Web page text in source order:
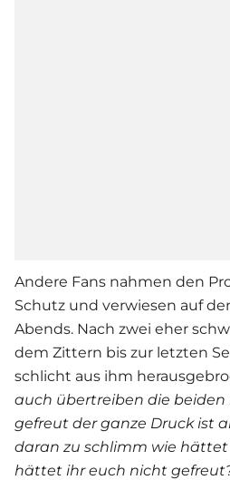
Andere Fans nahmen den
Schutz und verwiesen auf
Abends. Nach zwei eher
dem Zittern bis zur letzten
schlicht aus ihm
auch übertreiben die beiden
gefreut der ganze Druck ist
daran zu schlimm wie
hättet ihr euch nicht